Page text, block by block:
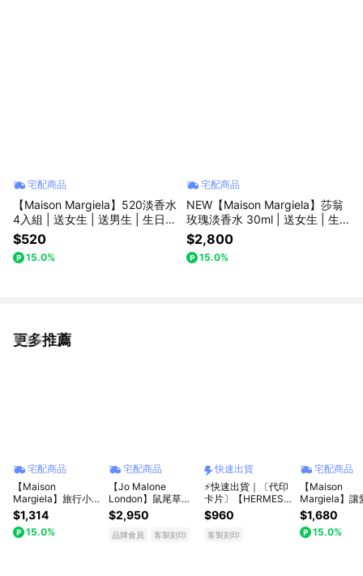
宅配商品
【Maison Margiela】520淡香水
4入組 | 送女生 | 送男生 | 生日禮
物 | 七夕情人節
$520
15.0%
宅配商品
NEW【Maison Margiela】莎翁
玫瑰淡香水 30ml | 送女生 | 生
日禮物 | 七夕情人節
$2,800
15.0%
更多推薦
看更多
宅配商品
【Maison
Margiela】旅行小禮
袋 [收禮者自選10ml
淡香水] +品牌皮革
吊牌 | 送女生 | 送男
$1,314
15.0%
宅配商品
【Jo Malone
London】鼠尾草與
海鹽香水30ml | 享
客製刻印
$2,950
品牌會員 客製刻印
快速出貨
⚡快速出貨｜〔代印
卡片〕【HERMES
愛馬仕】 精品淡香
水(15ml)-多款可選
(附小橘袋)閨蜜禮物
$960
客製刻印
宅配商品
【Maison
Margiela】讓
禮盒 [收禮者
10ml淡香水]
皮革手機小包
$1,680
15.0%